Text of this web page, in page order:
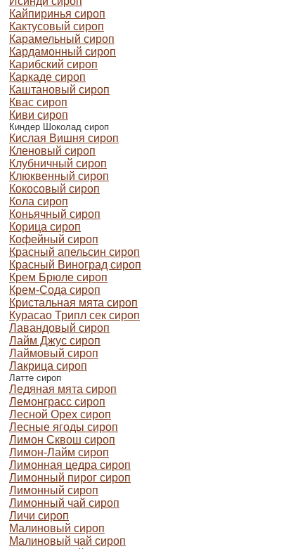
Кайпиринья сироп
Кактусовый сироп
Карамельный сироп
Кардамонный сироп
Карибский сироп
Каркаде сироп
Каштановый сироп
Квас сироп
Киви сироп
Киндер Шоколад сироп
Кислая Вишня сироп
Кленовый сироп
Клубничный сироп
Клюквенный сироп
Кокосовый сироп
Кола сироп
Коньячный сироп
Корица сироп
Кофейный сироп
Красный апельсин сироп
Красный Виноград сироп
Крем Брюле сироп
Крем-Сода сироп
Кристальная мята сироп
Курасао Трипл сек сироп
Лавандовый сироп
Лайм Джус сироп
Лаймовый сироп
Лакрица сироп
Латте сироп
Ледяная мята сироп
Лемонграсс сироп
Лесной Орех сироп
Лесные ягоды сироп
Лимон Сквош сироп
Лимон-Лайм сироп
Лимонная цедра сироп
Лимонный пирог сироп
Лимонный сироп
Лимонный чай сироп
Личи сироп
Малиновый сироп
Малиновый чай сироп